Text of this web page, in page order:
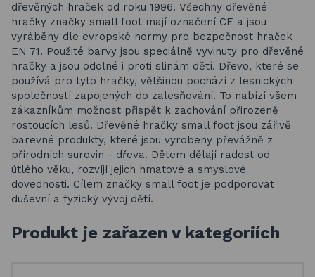
dřevěných hraček od roku 1996. Všechny dřevěné
hračky značky small foot mají označení CE a jsou
vyráběny dle evropské normy pro bezpečnost hraček
EN 71. Použité barvy jsou speciálně vyvinuty pro dřevěné
hračky a jsou odolné i proti slinám dětí. Dřevo, které se
používá pro tyto hračky, většinou pochází z lesnických
společností zapojených do zalesňování. To nabízí všem
zákazníkům možnost přispět k zachování přirozeně
rostoucích lesů. Dřevěné hračky small foot jsou zářivě
barevné produkty, které jsou vyrobeny převážně z
přírodních surovin - dřeva. Dětem dělají radost od
útlého věku, rozvíjí jejich hmatové a smyslové
dovednosti. Cílem značky small foot je podporovat
duševní a fyzický vývoj dětí.
Produkt je zařazen v kategoriích